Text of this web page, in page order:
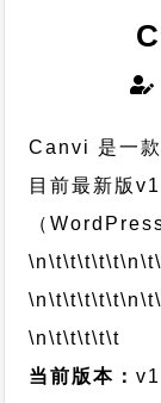
Canvi 是一款
目前最新版
（
\n\t\t\t\t\t
\n\t\t\t\t\t
\n\t\t\t\t\t
当前版本：